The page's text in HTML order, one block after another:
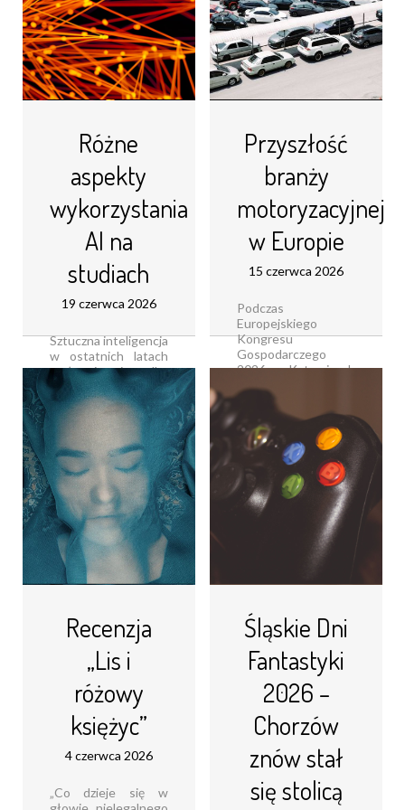
Różne
aspekty
wykorzystania
AI na
studiach
19 czerwca 2026
Sztuczna inteligencja
w ostatnich latach
stała się nie tylko
zabawką do
tworzenia grafik i
generowania
rozprawek na język
polski, ale realnym
narzędziem do
codziennej pracy,
również na
uczelniach Jako
student z coraz
większą ciekawością
[...]
Czytaj dalej...
Przyszłość
branży
motoryzacyjnej
w Europie
15 czerwca 2026
Podczas
Europejskiego
Kongresu
Gospodarczego
2026 w Katowicach
rozmawialiśmy z
Atillą Szabo,
dyrektorem
zarządzającym Ford
Polska o przyszłości
motoryzacyjnego,
rozwoju
elektromobilności
oraz kierunku, w
jakim zmierza branża
motoryzacyjna [...]
Czytaj dalej...
Recenzja
„Lis i
różowy
księżyc”
4 czerwca 2026
„Co dzieje się w
Śląskie Dni
Fantastyki
2026 –
Chorzów
znów stał
się stolicą